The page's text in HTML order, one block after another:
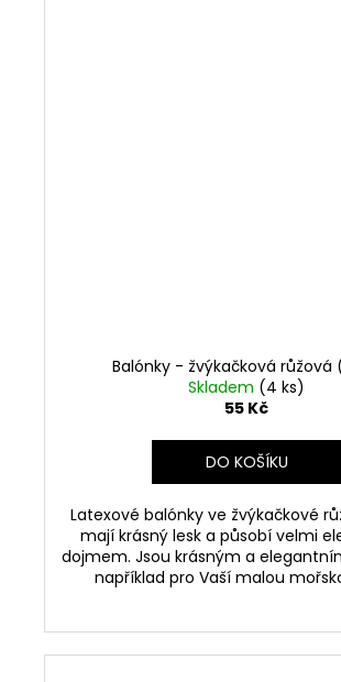
Balónky - žvýkačková růžová
Skladem (4 ks)
55 Kč
DO KOŠÍKU
Latexové balónky ve žvýkačkové
mají krásný lesk a působí velmi
dojmem. Jsou krásným a
například pro Vaší malou